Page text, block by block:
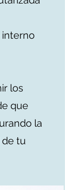
interno
los
que
la
de tu